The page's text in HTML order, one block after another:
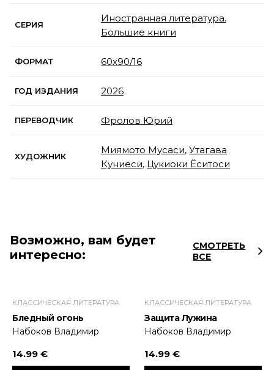
СЕРИЯ
Иностранная литература.
Большие книги
ФОРМАТ 60х90/16
ГОД ИЗДАНИЯ 2026
ПЕРЕВОДЧИК Фролов Юрий
ХУДОЖНИК
Миямото Мусаси, Утагава
Куниеси, Цукиоки Ёситоси
Возможно, вам будет
интересно:
СМОТРЕТЬ
ВСЕ
КЛАССИЧЕСКАЯ ЛИТЕРАТУРА
Бледный огонь
Набоков Владимир
14.99 €
КЛАССИЧЕСКАЯ ЛИТЕРАТУРА
Защита Лужина
Набоков Владимир
14.99 €